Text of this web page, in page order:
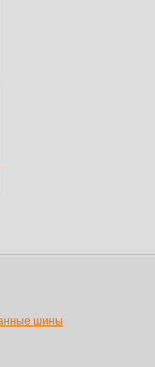
шины